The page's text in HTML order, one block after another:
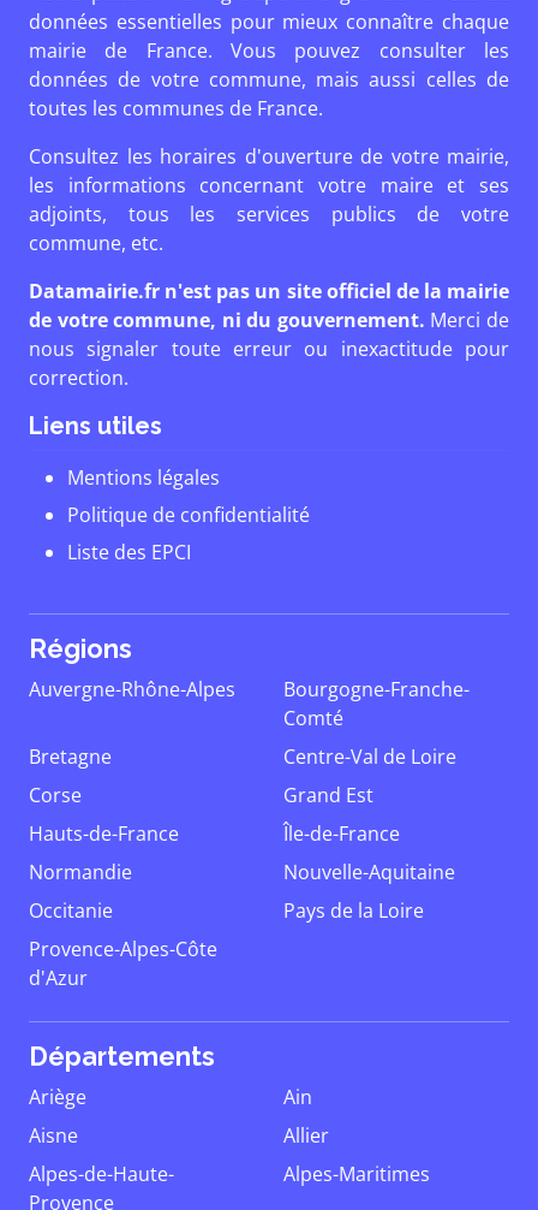
données essentielles pour mieux connaître chaque
mairie de France. Vous pouvez consulter les
données de votre commune, mais aussi celles de
toutes les communes de France.
Consultez les horaires d'ouverture de votre mairie,
les informations concernant votre maire et ses
adjoints, tous les services publics de votre
commune, etc.
Datamairie.fr n'est pas un site officiel de la mairie
de votre commune, ni du gouvernement. Merci de
nous signaler toute erreur ou inexactitude pour
correction.
Liens utiles
Mentions légales
Politique de confidentialité
Liste des EPCI
Régions
Auvergne-Rhône-Alpes
Bourgogne-Franche-
Comté
Bretagne
Centre-Val de Loire
Corse
Grand Est
Hauts-de-France
Île-de-France
Normandie
Nouvelle-Aquitaine
Occitanie
Pays de la Loire
Provence-Alpes-Côte
d'Azur
Départements
Ariège
Ain
Aisne
Allier
Alpes-de-Haute-
Provence
Alpes-Maritimes